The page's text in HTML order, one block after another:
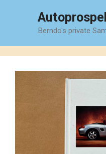
Berndo's private